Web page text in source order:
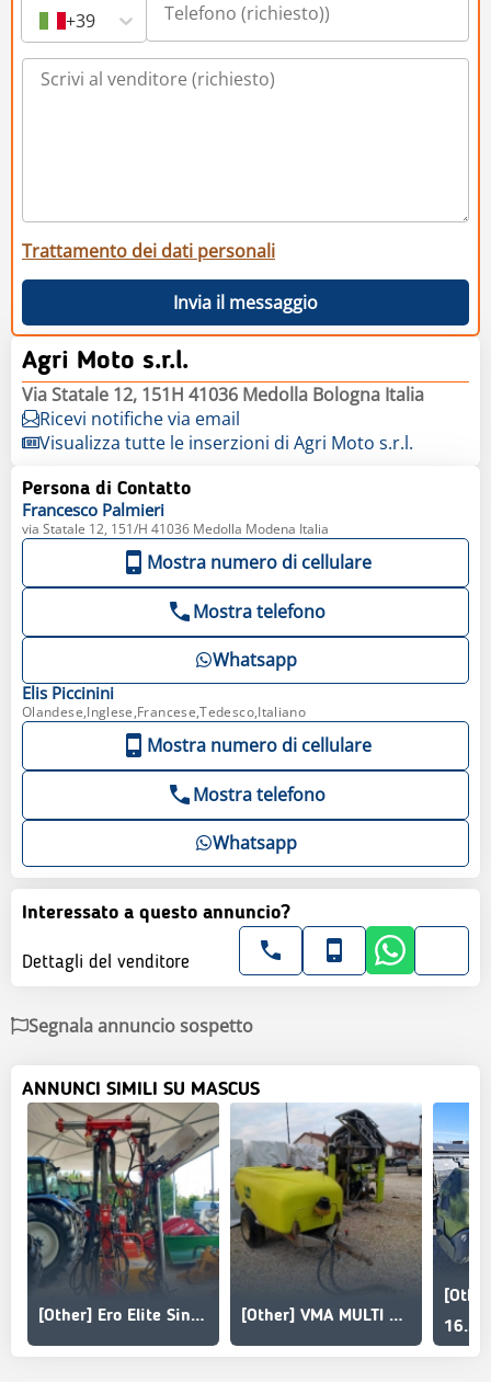
+39
Trattamento dei dati personali
Invia il messaggio
Agri Moto s.r.l.
Via Statale 12, 151H 41036 Medolla Bologna Italia
Ricevi notifiche via email
Visualizza tutte le inserzioni di Agri Moto s.r.l.
Persona di Contatto
Francesco Palmieri
via Statale 12, 151/H 41036 Medolla Modena Italia
Mostra numero di cellulare
Mostra telefono
Whatsapp
Elis Piccinini
Olandese,Inglese,Francese,Tedesco,Italiano
Mostra numero di cellulare
Mostra telefono
Whatsapp
Interessato a questo annuncio?
Dettagli del venditore
Segnala annuncio sospetto
ANNUNCI SIMILI SU MASCUS
[Other] Ero Elite Singola [Other] VMA MULTI ROW